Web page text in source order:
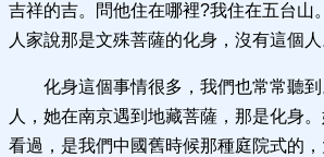
吉祥的吉。問他住在哪裡?我住在五台山
人家說那是文殊菩薩的化身，沒有這個人
化身這個事情很多，我們也常常聽
人，她在南京遇到地藏菩薩，那是化身
看過，是我們中國舊時候那種庭院式的